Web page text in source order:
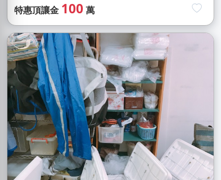
特惠頂讓金 100 萬